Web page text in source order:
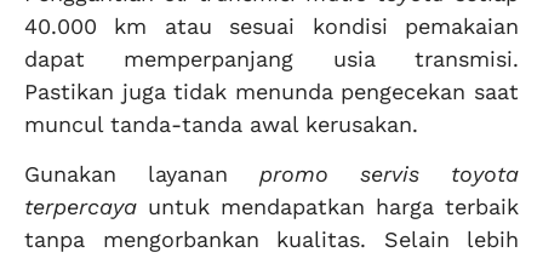
40.000 km atau sesuai kondisi pemakaian
dapat memperpanjang usia transmisi.
Pastikan juga tidak menunda pengecekan saat
muncul tanda-tanda awal kerusakan.
Gunakan layanan promo servis toyota
terpercaya untuk mendapatkan harga terbaik
tanpa mengorbankan kualitas. Selain lebih